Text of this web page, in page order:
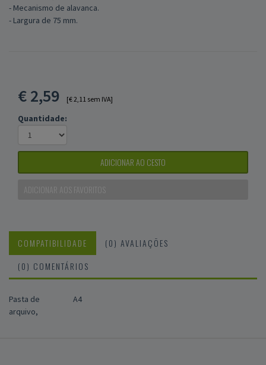
- Mecanismo de alavanca.
- Largura de 75 mm.
€2,59 [€ 2,11 sem IVA]
Quantidade:
ADICIONAR AO CESTO
ADICIONAR AOS FAVORITOS
COMPATIBILIDADE
(0) AVALIAÇÕES
(0) COMENTÁRIOS
Pasta de
arquivo,
A4